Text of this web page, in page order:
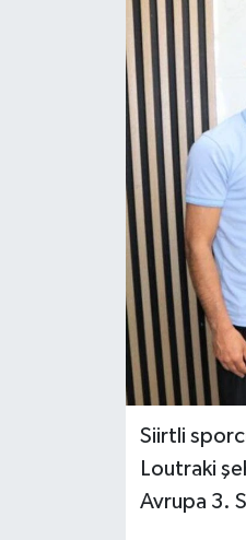
Siirtli
Loutraki
Avrupa 3.